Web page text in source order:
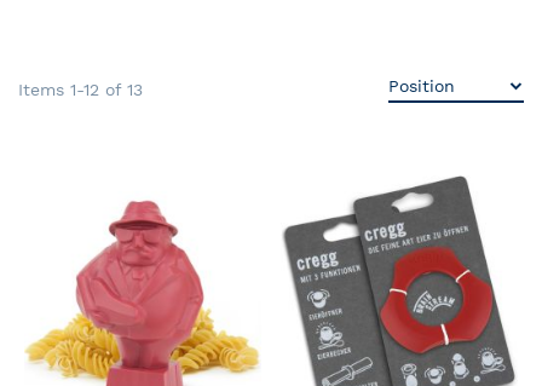
Items 1-12 of 13